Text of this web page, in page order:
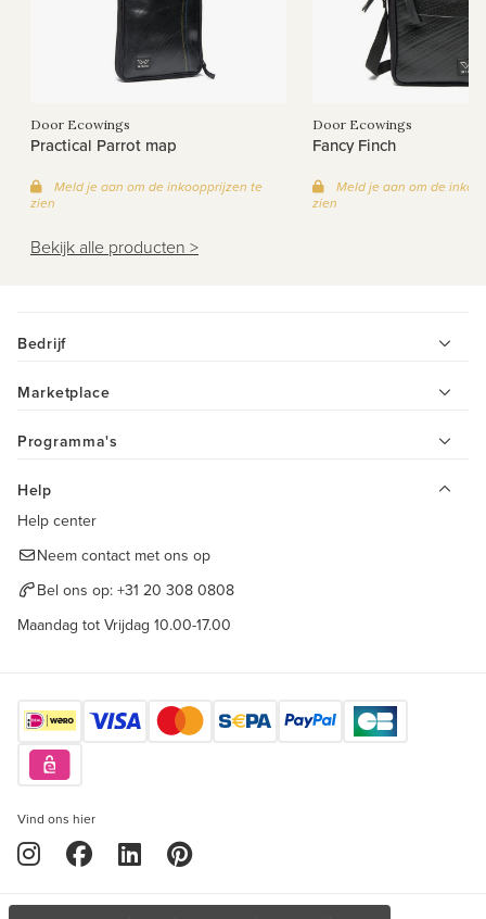
Door Ecowings
Practical Parrot map
Meld je aan om de inkoopprijzen te
zien
Door Ecowings
Fancy Finch
Meld je aan om de
zien
Bekijk alle producten >
Bedrijf
Marketplace
Programma's
Help
Help center
Neem contact met ons op
Bel ons op: +31 20 308 0808
Maandag tot Vrijdag 10.00-17.00
Vind ons hier